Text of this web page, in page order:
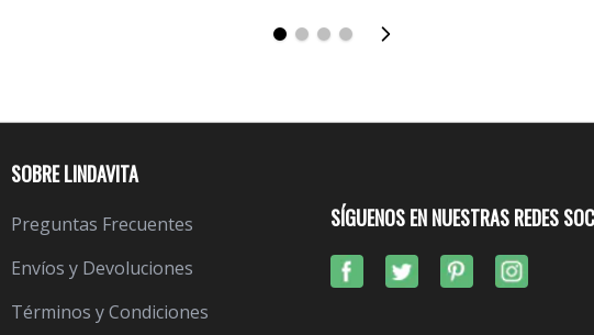
SOBRE LINDAVITA
Preguntas Frecuentes
Envíos y Devoluciones
Términos y Condiciones
SÍGUENOS EN NUESTRAS REDES